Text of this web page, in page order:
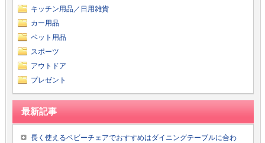
キッチン用品／日用雑貨
カー用品
ペット用品
スポーツ
アウトドア
プレゼント
最新記事
長く使えるベビーチェアでおすすめはダイニングテーブルに合わ